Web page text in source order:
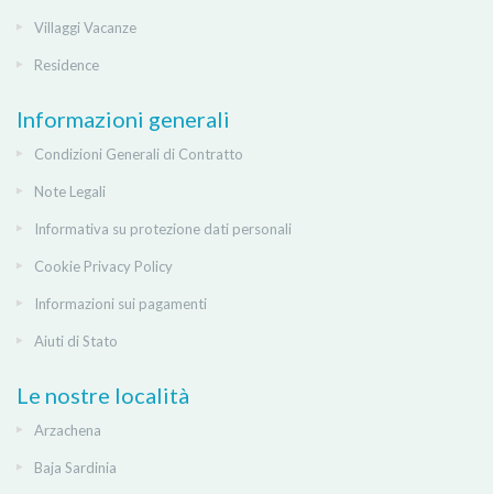
Villaggi Vacanze
Residence
Informazioni generali
Condizioni Generali di Contratto
Note Legali
Informativa su protezione dati personali
Cookie Privacy Policy
Informazioni sui pagamenti
Aiuti di Stato
Le nostre località
Arzachena
Baja Sardinia